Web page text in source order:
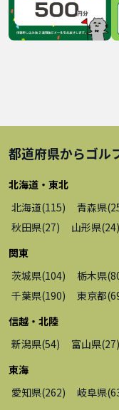
都道府県からゴル
北海道・東北
北海道(115) 青森県(
秋田県(27) 山形県(24)
関東
茨城県(104) 栃木県(
千葉県(190) 東京都(
信越・北陸
新潟県(54) 富山県(27)
東海
愛知県(262) 岐阜県(